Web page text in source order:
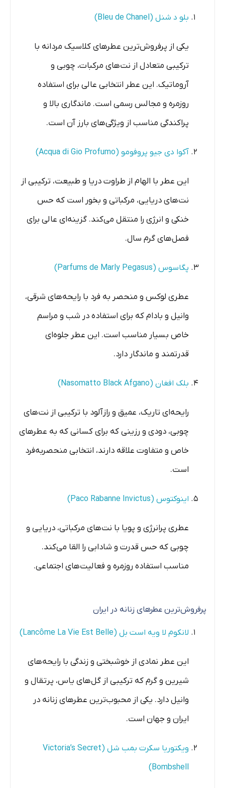
بلو د شنل (Bleu de Chanel)
یکی از پرفروش‌ترین عطرهای کلاسیک مردانه با
ترکیبی متعادل از نت‌های مرکبات، چوبی و
آروماتیک. این عطر انتخابی عالی برای استفاده
روزمره و مجالس رسمی است. ماندگاری بالا و
پراکندگی مناسب از ویژگی‌های بارز آن است.
آکوا دی جیو پروفومو (Acqua di Gio Profumo)
این عطر با الهام از طراوت دریا و طبیعت، ترکیبی از
نت‌های دریایی، مرکباتی و بخور است که حس
خنکی و انرژی را منتقل می‌کند. گزینه‌ای عالی برای
فصل‌های گرم سال.
پگاسوس (Parfums de Marly Pegasus)
عطری لوکس و منحصر به فرد با رایحه‌های شرقی،
وانیل و بادام که برای استفاده در شب و مراسم
خاص بسیار مناسب است. این عطر جلوه‌ای
قدرتمند و ماندگار دارد.
بلک افغان (Nasomatto Black Afgano)
رایحه‌ای تاریک، عمیق و رازآلود با ترکیبی از نت‌های
چوبی، دودی و رزینی که برای کسانی که به عطرهای
خاص و متفاوت علاقه دارند، انتخابی منحصربه‌فرد
است.
اینوکتوس (Paco Rabanne Invictus)
عطری پرانرژی و پویا با نت‌های مرکباتی، دریایی و
چوبی که حس قدرت و شادابی را القا می‌کند.
مناسب استفاده روزمره و فعالیت‌های اجتماعی.
پرفروش‌ترین عطرهای زنانه در ایران
لانکوم لا ویه است بل (Lancôme La Vie Est Belle)
این عطر نمادی از خوشبختی و زندگی با رایحه‌های
شیرین و گرم که ترکیبی از گل‌های یاس، پرتقال و
وانیل دارد. یکی از محبوب‌ترین عطرهای زنانه در
ایران و جهان است.
ویکتوریا سکرت بمب شل (Victoria’s Secret
Bombshell)